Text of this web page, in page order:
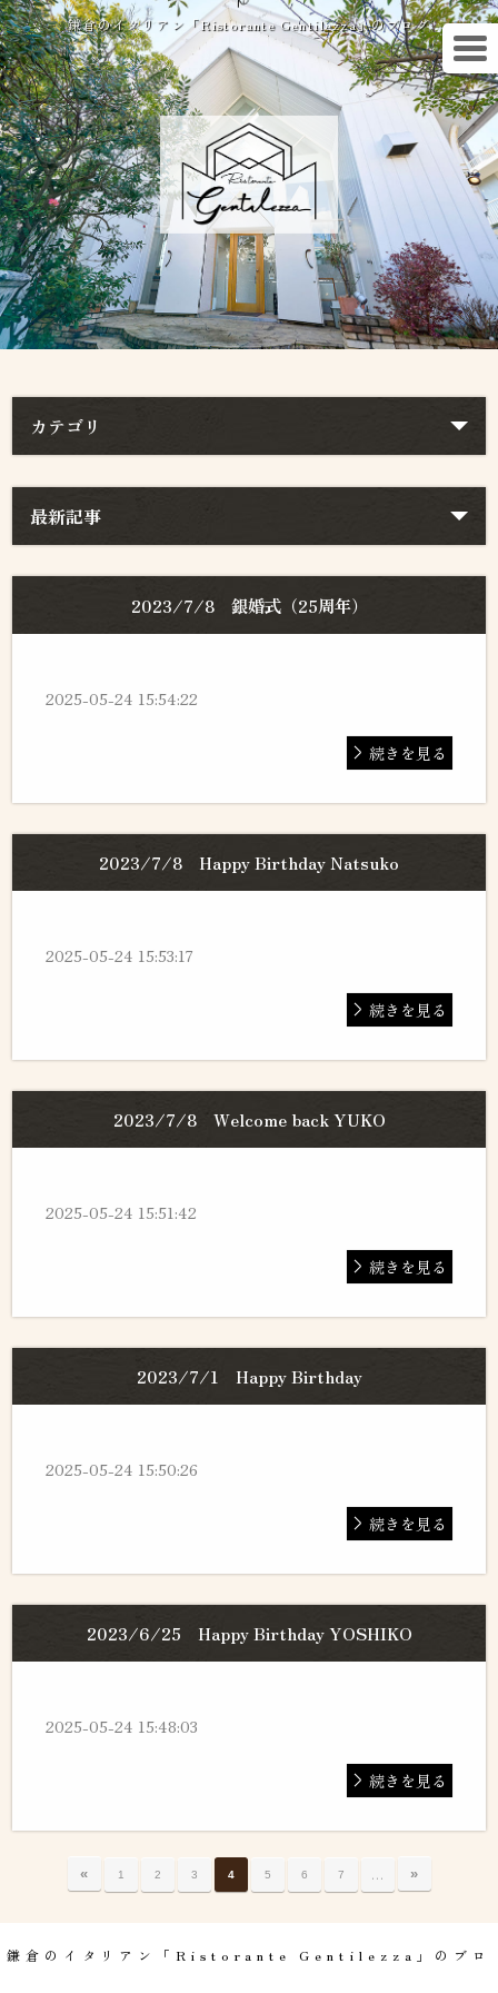
鎌倉のイタリアン「Ristorante Gentilezza」のブログ
カテゴリ
最新記事
2023/7/8 銀婚式（25周年）
2025-05-24 15:54:22
続きを見る
2023/7/8 Happy Birthday Natsuko
2025-05-24 15:53:17
続きを見る
2023/7/8 Welcome back YUKO
2025-05-24 15:51:42
続きを見る
2023/7/1 Happy Birthday
2025-05-24 15:50:26
続きを見る
2023/6/25 Happy Birthday YOSHIKO
2025-05-24 15:48:03
続きを見る
« 1 2 3 4 5 6 7 … »
鎌倉のイタリアン「Ristorante Gentilezza」のブロ